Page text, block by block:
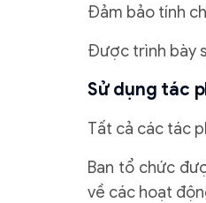
Đảm bảo tính
Được trình bày
Sử dụng tác
Tất cả các tác
Ban tổ chức
về các hoạt